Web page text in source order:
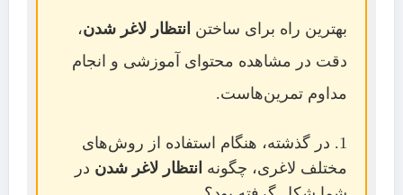
بهترین راه برای ساختن انتظار لاغر شدن،
دقت در مشاهده محتوای آموزشی و انجام
مداوم تمرین‌هاست.
در گذشته، هنگام استفاده از روش‌های
مختلف لاغری، چگونه انتظار لاغر شدن در